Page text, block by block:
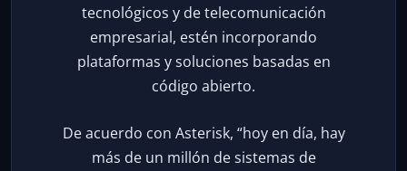
tecnológicos y de telecomunicación
empresarial, estén incorporando
plataformas y soluciones basadas en
código abierto.
De acuerdo con Asterisk, “hoy en día, hay
más de un millón de sistemas de